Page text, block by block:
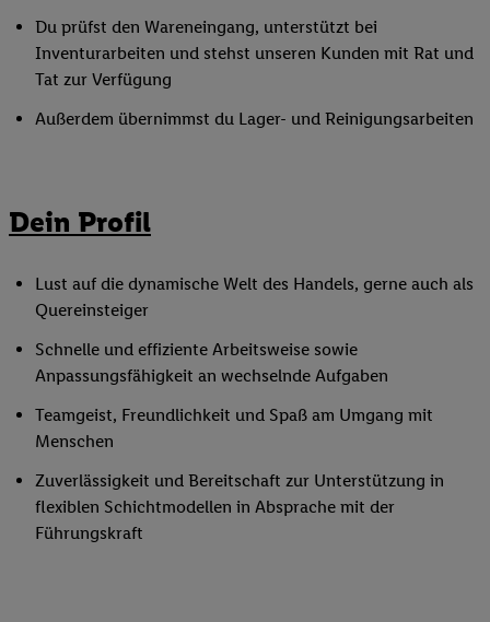
Du prüfst den Wareneingang, unterstützt bei
Inventurarbeiten und stehst unseren Kunden mit Rat und
Tat zur Verfügung
Außerdem übernimmst du Lager- und Reinigungsarbeiten
Dein Profil
Lust auf die dynamische Welt des Handels, gerne auch als
Quereinsteiger
Schnelle und effiziente Arbeitsweise sowie
Anpassungsfähigkeit an wechselnde Aufgaben
Teamgeist, Freundlichkeit und Spaß am Umgang mit
Menschen
Zuverlässigkeit und Bereitschaft zur Unterstützung in
flexiblen Schichtmodellen in Absprache mit der
Führungskraft